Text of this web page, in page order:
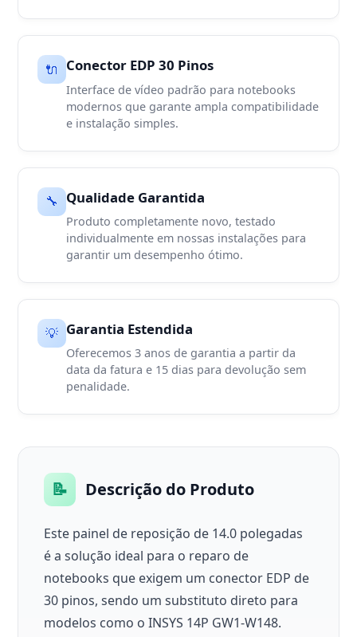
🔌 Conector EDP 30 Pinos
Interface de vídeo padrão para notebooks
modernos que garante ampla compatibilidade
e instalação simples.
🔧 Qualidade Garantida
Produto completamente novo, testado
individualmente em nossas instalações para
garantir um desempenho ótimo.
💡 Garantia Estendida
Oferecemos 3 anos de garantia a partir da
data da fatura e 15 dias para devolução sem
penalidade.
📝 Descrição do Produto
Este painel de reposição de 14.0 polegadas
é a solução ideal para o reparo de
notebooks que exigem um conector EDP de
30 pinos, sendo um substituto direto para
modelos como o INSYS 14P GW1-W148.